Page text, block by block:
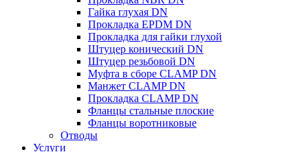
Гайка глухая DN
Прокладка EPDM DN
Прокладка для гайки глухой
Штуцер конический DN
Штуцер резьбовой DN
Муфта в сборе CLAMP DN
Манжет CLAMP DN
Прокладка CLAMP DN
Фланцы стальные плоские
Фланцы воротниковые
Отводы
Услуги